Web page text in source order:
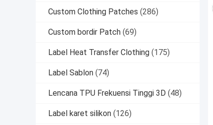
Custom Clothing Patches (286)
Custom bordir Patch (69)
Label Heat Transfer Clothing (175)
Label Sablon (74)
Lencana TPU Frekuensi Tinggi 3D (48)
Label karet silikon (126)